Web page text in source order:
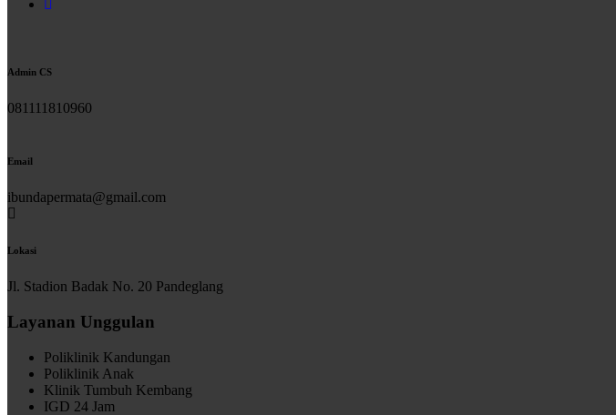
Admin CS
081111810960
Email
ibundapermata@gmail.com
Lokasi
Jl. Stadion Badak No. 20 Pandeglang
Layanan Unggulan
Poliklinik Kandungan
Poliklinik Anak
Klinik Tumbuh Kembang
IGD 24 Jam